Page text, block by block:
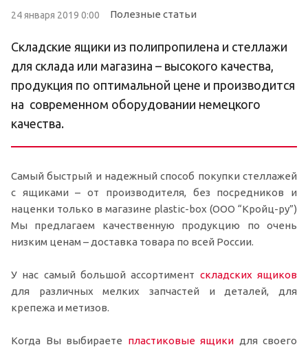
24 января 2019 0:00 Полезные статьи
Складские ящики из полипропилена и стеллажи
для склада или магазина – высокого качества,
продукция по оптимальной цене и производится
на современном оборудовании немецкого
качества.
Самый быстрый и надежный способ покупки стеллажей
с ящиками – от производителя, без посредников и
наценки только в магазине plastic-box (ООО “Кройц-ру”)
Мы предлагаем качественную продукцию по очень
низким ценам – доставка товара по всей России.
У нас самый большой ассортимент складских ящиков
для различных мелких запчастей и деталей, для
крепежа и метизов.
Когда Вы выбираете пластиковые ящики для своего